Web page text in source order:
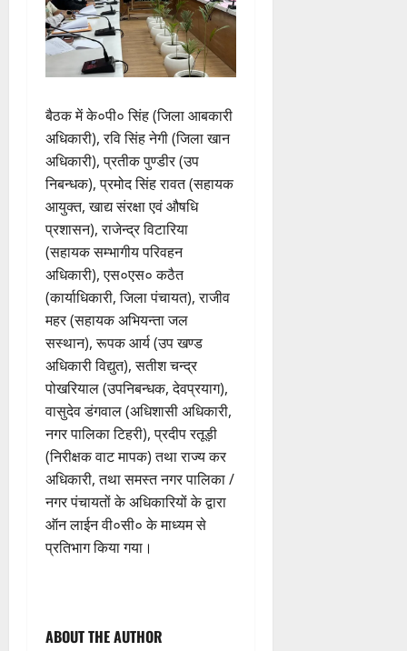
बैठक में के०पी० सिंह (जिला आबकारी
अधिकारी), रवि सिंह नेगी (जिला खान
अधिकारी), प्रतीक पुण्डीर (उप
निबन्धक), प्रमोद सिंह रावत (सहायक
आयुक्त, खाद्य संरक्षा एवं औषधि
प्रशासन), राजेन्द्र विटारिया
(सहायक सम्भागीय परिवहन
अधिकारी), एस०एस० कठैत
(कार्याधिकारी, जिला पंचायत), राजीव
महर (सहायक अभियन्ता जल
सस्थान), रूपक आर्य (उप खण्ड
अधिकारी विद्युत), सतीश चन्द्र
पोखरियाल (उपनिबन्धक, देवप्रयाग),
वासुदेव डंगवाल (अधिशासी अधिकारी,
नगर पालिका टिहरी), प्रदीप रतूड़ी
(निरीक्षक वाट मापक) तथा राज्य कर
अधिकारी, तथा समस्त नगर पालिका /
नगर पंचायतों के अधिकारियों के द्वारा
ऑन लाईन वी०सी० के माध्यम से
प्रतिभाग किया गया।
ABOUT THE AUTHOR